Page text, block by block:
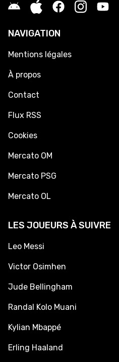
NAVIGATION
Mentions légales
À propos
Contact
Flux RSS
Cookies
Mercato OM
Mercato PSG
Mercato OL
LES JOUEURS À SUIVRE
Leo Messi
Victor Osimhen
Jude Bellingham
Randal Kolo Muani
Kylian Mbappé
Erling Haaland